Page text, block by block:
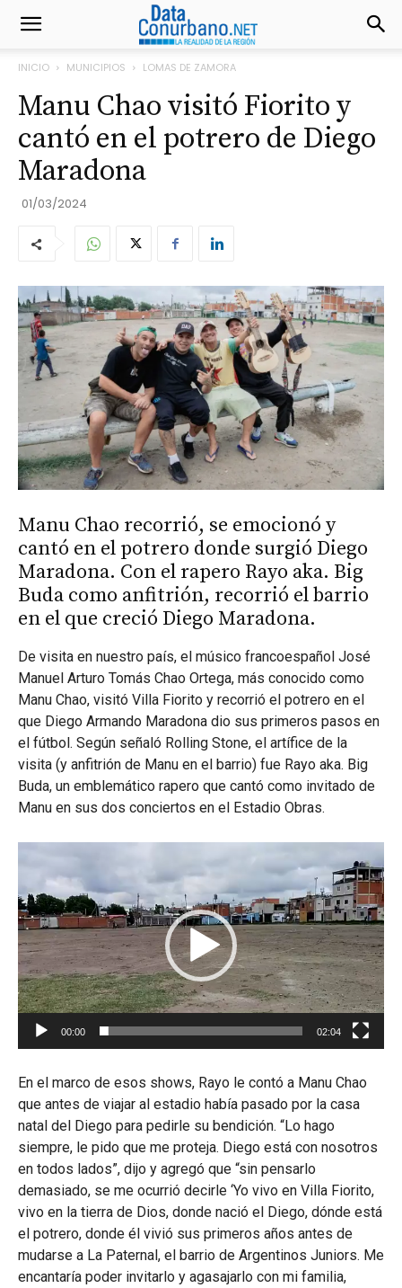
INICIO MUNICIPIOS LOMAS DE ZAMORA
Manu Chao visitó Fiorito y
cantó en el potrero de Diego
Maradona
01/03/2024
Manu Chao recorrió, se emocionó y
cantó en el potrero donde surgió Diego
Maradona. Con el rapero Rayo aka. Big
Buda como anfitrión, recorrió el barrio
en el que creció Diego Maradona.
De visita en nuestro país, el músico francoespañol José
Manuel Arturo Tomás Chao Ortega, más conocido como
Manu Chao, visitó Villa Fiorito y recorrió el potrero en el
que Diego Armando Maradona dio sus primeros pasos en
el fútbol. Según señaló Rolling Stone, el artífice de la
visita (y anfitrión de Manu en el barrio) fue Rayo aka. Big
Buda, un emblemático rapero que cantó como invitado de
Manu en sus dos conciertos en el Estadio Obras.
vídeo
00:00 02:04
En el marco de esos shows, Rayo le contó a Manu Chao
que antes de viajar al estadio había pasado por la casa
natal del Diego para pedirle su bendición. “Lo hago
siempre, le pido que me proteja. Diego está con nosotros
en todos lados”, dijo y agregó que “sin pensarlo
demasiado, se me ocurrió decirle ‘Yo vivo en Villa Fiorito,
vivo en la tierra de Dios, donde nació el Diego, dónde está
el potrero, donde él vivió sus primeros años antes de
mudarse a La Paternal, el barrio de Argentinos Juniors. Me
encantaría poder invitarlo y agasajarlo con mi familia,